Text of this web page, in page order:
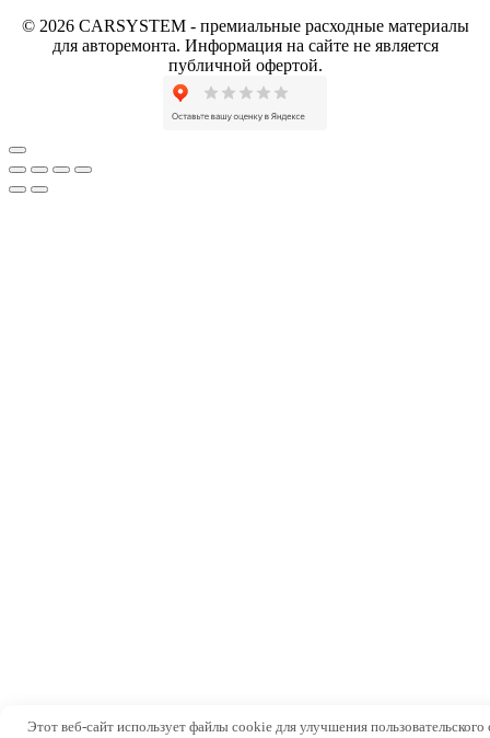
© 2026 CARSYSTEM - премиальные расходные материалы
для авторемонта. Информация на сайте не является
публичной офертой.
Этот веб-сайт использует файлы cookie для улучшения пользовательского